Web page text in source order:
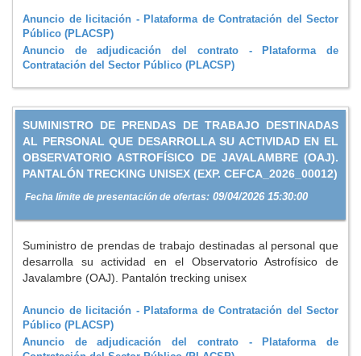
Anuncio de licitación - Plataforma de Contratación del Sector
Público (PLACSP)
Anuncio de adjudicación del contrato - Plataforma de
Contratación del Sector Público (PLACSP)
SUMINISTRO DE PRENDAS DE TRABAJO DESTINADAS
AL PERSONAL QUE DESARROLLA SU ACTIVIDAD EN EL
OBSERVATORIO ASTROFÍSICO DE JAVALAMBRE (OAJ).
PANTALÓN TRECKING UNISEX (EXP. CEFCA_2026_00012)
Fecha límite de presentación de ofertas: 09/04/2026 15:30:00
Suministro de prendas de trabajo destinadas al personal que
desarrolla su actividad en el Observatorio Astrofísico de
Javalambre (OAJ). Pantalón trecking unisex
Anuncio de licitación - Plataforma de Contratación del Sector
Público (PLACSP)
Anuncio de adjudicación del contrato - Plataforma de